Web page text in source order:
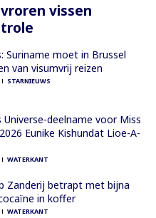
vissen
Suriname moet in Brussel
van visumvrij reizen
STARNIEUWS
Universe-deelname voor Miss
Eunike Kishundat Lioe-A-
WATERKANT
Zanderij betrapt met bijna
in koffer
WATERKANT